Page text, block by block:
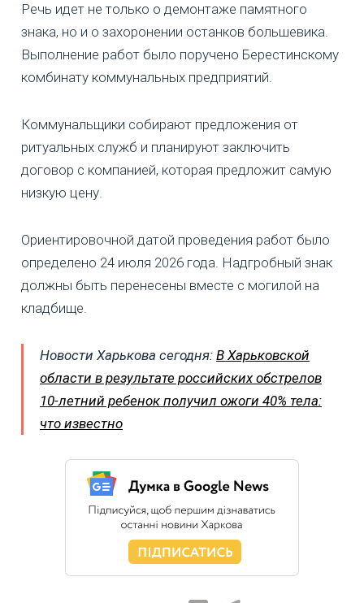
Речь идет не только о демонтаже памятного
знака, но и о захоронении останков большевика.
Выполнение работ было поручено Берестинскому
комбинату коммунальных предприятий.
Коммунальщики собирают предложения от
ритуальных служб и планируют заключить
договор с компанией, которая предложит самую
низкую цену.
Ориентировочной датой проведения работ было
определено 24 июля 2026 года. Надгробный знак
должны быть перенесены вместе с могилой на
кладбище.
Новости Харькова сегодня: В Харьковской
области в результате российских обстрелов
10-летний ребенок получил ожоги 40% тела:
что известно